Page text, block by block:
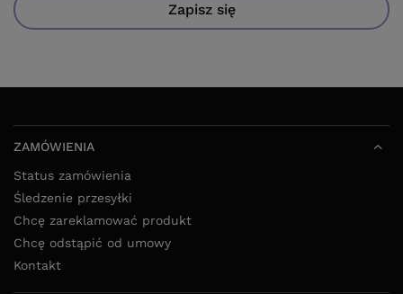
Zapisz się
ZAMÓWIENIA
Status zamówienia
Śledzenie przesyłki
Chcę zareklamować produkt
Chcę odstąpić od umowy
Kontakt